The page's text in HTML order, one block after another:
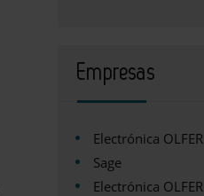
Empresas
Electrónica OLFER
Sage
Electrónica OLFER